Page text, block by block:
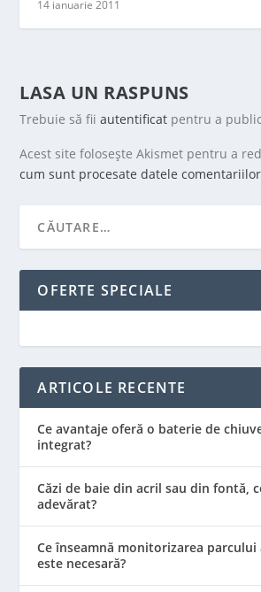
14 ianuarie 2011
LASA UN RASPUNS
Trebuie să fiiautentificat pentru a
Acest site folosește Akismet pentru a
cum sunt procesate datele
OFERTE SPECIALE
ARTICOLE RECENTE
Ce avantaje oferă o baterie de
integrat?
Căzi de baie din acril sau din fontă,
adevărat?
Ce înseamnă monitorizarea parcului
este necesară?